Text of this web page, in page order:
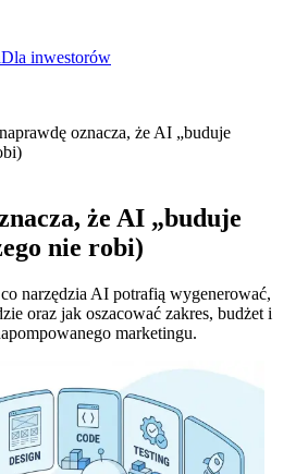
Dla inwestorów
oznacza, że AI „buduje
że AI „buduje
nie robi)
narzędzia AI potrafią wygenerować,
oraz jak oszacować zakres, budżet i
marketingu.